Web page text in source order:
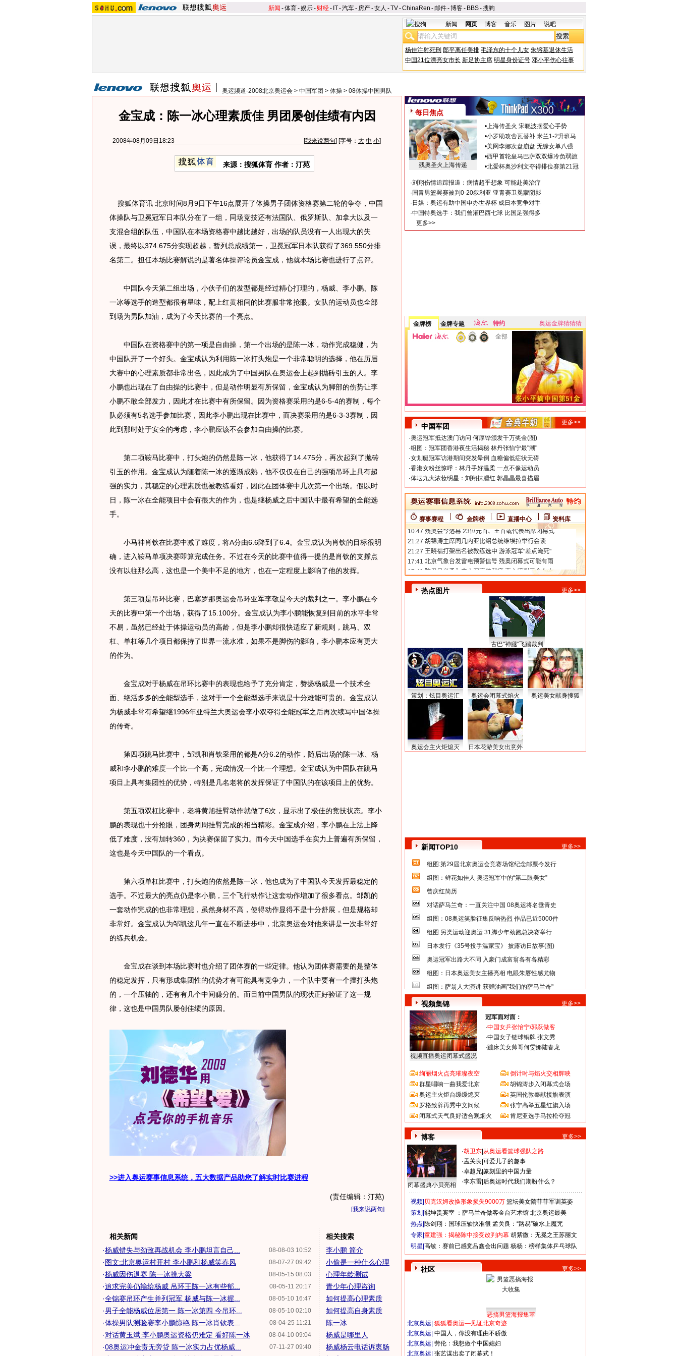
新闻 -体育-娱乐- 财经- IT-汽车- 房产-女人 -TV-ChinaRen -邮件-博客- BBS-搜狗
新闻 网页 博客 音乐 图片 说吧
杨佳注射死刑 郎平离任美排 毛泽东的十个儿女 朱镕基退休生活
中国21位漂亮女市长 新足协主席 明星身份证号 邓小平伤心往事
奥运频道-2008北京奥运会 > 中国军团 > 体操 > 08体操中国男队
金宝成：陈一冰心理素质佳 男团屡创佳绩有内因
2008年08月09日18:23 [我来说两句] [字号： 大 中 小]
来源：搜狐体育 作者：汀苑
搜狐体育讯 北京时间8月9日下午16点展开了体操男子团体资格赛第二轮的争夺，中国
体操队与卫冕冠军日本队分在了一组，同场竞技还有法国队、俄罗斯队、加拿大以及一
支混合组的队伍，中国队在本场资格赛中越比越好，出场的队员没有一人出现大的失
误，最终以374.675分实现超越，暂列总成绩第一，卫冕冠军日本队获得了369.550分排
名第二。担任本场比赛解说的是著名体操评论员金宝成，他就本场比赛也进行了点评。
中国队今天第二组出场，小伙子们的发型都是经过精心打理的，杨威、李小鹏、陈
一冰等选手的造型都很有星味，配上红黄相间的比赛服非常抢眼。女队的运动员也全部
到场为男队加油，成为了今天比赛的一个亮点。
中国队在资格赛中的第一项是自由操，第一个出场的是陈一冰，动作完成稳健，为
中国队开了一个好头。金宝成认为利用陈一冰打头炮是一个非常聪明的选择，他在历届
大赛中的心理素质都非常出色，因此成为了中国男队在奥运会上起到抛砖引玉的人。李
小鹏也出现在了自由操的比赛中，但是动作明显有所保留，金宝成认为脚部的伤势让李
小鹏不敢全部发力，因此才在比赛中有所保留。因为资格赛采用的是6-5-4的赛制，每个
队必须有5名选手参加比赛，因此李小鹏出现在比赛中，而决赛采用的是6-3-3赛制，因
此到那时处于安全的考虑，李小鹏应该不会参加自由操的比赛。
第二项鞍马比赛中，打头炮的仍然是陈一冰，他获得了14.475分，再次起到了抛砖
引玉的作用。金宝成认为随着陈一冰的逐渐成熟，他不仅仅在自己的强项吊环上具有超
强的实力，其稳定的心理素质也被教练看好，因此在团体赛中几次第一个出场。假以时
日，陈一冰在全能项目中会有很大的作为，也是继杨威之后中国队中最有希望的全能选
手。
小马神肖钦在比赛中减了难度，将A分由6.6降到了6.4。金宝成认为肖钦的目标很明
确，进入鞍马单项决赛即算完成任务。不过在今天的比赛中值得一提的是肖钦的支撑点
没有以往那么高，这也是一个美中不足的地方，也在一定程度上影响了他的发挥。
第三项是吊环比赛，巴塞罗那奥运会吊环亚军李敬是今天的裁判之一。李小鹏在今
天的比赛中第一个出场，获得了15.100分。金宝成认为李小鹏能恢复到目前的水平非常
不易，虽然已经处于体操运动员的高龄，但是李小鹏却很快适应了新规则，跳马、双
杠、单杠等几个项目都保持了世界一流水准，如果不是脚伤的影响，李小鹏本应有更大
的作为。
金宝成对于杨威在吊环比赛中的表现也给予了充分肯定，赞扬杨威是一个技术全
面、绝活多多的全能型选手，这对于一个全能型选手来说是十分难能可贵的。金宝成认
为杨威非常有希望继1996年亚特兰大奥运会李小双夺得全能冠军之后再次续写中国体操
的传奇。
第四项跳马比赛中，邹凯和肖钦采用的都是A分6.2的动作，随后出场的陈一冰、杨
威和李小鹏的难度一个比一个高，完成情况一个比一个理想。金宝成认为中国队在跳马
项目上具有集团性的优势，特别是几名老将的发挥保证了中国队的在该项目上的优势。
第五项双杠比赛中，老将黄旭挂臂动作就做了6次，显示出了极佳的竞技状态。李小
鹏的表现也十分抢眼，团身两周挂臂完成的相当精彩。金宝成介绍，李小鹏在上法上降
低了难度，没有加转360，为决赛保留了实力。而今天中国选手在实力上普遍有所保留，
这也是今天中国队的一个看点。
第六项单杠比赛中，打头炮的依然是陈一冰，他也成为了中国队今天发挥最稳定的
选手。不过最大的亮点仍是李小鹏，三个飞行动作让这套动作增加了很多看点。邹凯的
一套动作完成的也非常理想，虽然身材不高，使得动作显得不是十分舒展，但是规格却
非常好。金宝成认为邹凯这几年一直在不断进步中，北京奥运会对他来讲是一次非常好
的练兵机会。
金宝成在谈到本场比赛时也介绍了团体赛的一些定律。他认为团体赛需要的是整体
的稳定发挥，只有形成集团性的优势才有可能具有竞争力，一个队中要有一个擅打头炮
的，一个压轴的，还有有几个中间赚分的。而目前中国男队的现状正好验证了这一规
律，这也是中国男队屡创佳绩的原因。
>>进入奥运赛事信息系统，五大数据产品助您了解实时比赛进程
(责任编辑：汀苑)
[我来说两句]
相关新闻
08-08-03 10:52
·杨威错失与劲敌再战机会 李小鹏坦言自己...
08-07-27 09:42
·图文:北京奥运村开村 李小鹏和杨威笑春风
08-05-15 08:03
·杨威因伤退赛 陈一冰挑大梁
08-05-11 20:17
·追求完美仍输给杨威 吊环王陈一冰有些郁...
08-05-10 16:47
·全锦赛吊环产生并列冠军 杨威与陈一冰握...
08-05-10 02:10
·男子全能杨威位居第一 陈一冰第四 今吊环...
08-04-25 11:21
·体操男队测验赛李小鹏惊艳 陈一冰肖钦表...
08-04-10 09:04
·对话黄玉斌:李小鹏奥运资格仍难定 看好陈一冰
07-11-27 09:40
·08奥运冲金责无旁贷 陈一冰实力占优杨威...
相关搜索
李小鹏 简介
小偷是一种什么心理
心理年龄测试
青少年心理咨询
如何提高心理素质
如何提高自身素质
陈一冰
杨威是哪里人
杨威杨云电话诉衷肠
每日焦点
残奥圣火上海传递
•上海传圣火 宋晓波摆爱心手势
•小罗助攻舍瓦替补 米兰1-2升班马
•美网李娜次盘崩盘 无缘女单八强
•西甲首轮皇马巴萨双双爆冷负弱旅
•北爱杯奥沙利文夺得排位赛第21冠
·刘翔伤情追踪报道：病情超乎想象 可能赴美治疗
· 国青男篮罢赛被判0-20叙利亚 亚青赛卫冕蒙阴影
· 日媒：奥运有助中国申办世界杯 成日本竞争对手
·中国特奥选手：我们曾灌巴西七球 比国足强得多
更多>>
金牌榜 金牌专题 特约
奥运金牌猜猜猜
全部
中国军团
更多>>
·奥运冠军抵达澳门访问 何厚铧颁发千万奖金(图)
·组图：冠军团香港夜生活揭秘 林丹张怡宁最"潮"
·女划艇冠军访港期间突发晕倒 血糖偏低症状无碍
·香港女粉丝惊呼：林丹手好温柔 一点不像运动员
·体坛九大浓妆明星：刘翔抹腮红 郭晶晶最喜描眉
赛事赛程 金牌榜 直播中心 资料库
热点图片 更多>>
古巴"神腿"飞踹裁判
策划：炫目奥运汇 奥运会闭幕式焰火 奥运美女献身搜狐
奥运会主火炬熄灭 日本花游美女出意外
新闻TOP10 更多>>
组图:第29届北京奥运会竞赛场馆纪念邮票今发行
组图：鲜花如佳人 奥运冠军中的“第二眼美女”
曾庆红简历
对话萨马兰奇：一直关注中国 08奥运将名垂青史
组图：08奥运笑脸征集反响热烈 作品已近5000件
组图:另类运动迎奥运 31脚少年劲跑总决赛举行
日本发行《35号投手温家宝》 披露访日故事(图)
奥运冠军出路大不同 入豪门成富翁各有各精彩
组图：日本奥运美女主播亮相 电眼朱唇性感尤物
组图：萨翁人大演讲 获赠油画"我们的萨马兰奇"
视频集锦 更多>>
视频直播奥运闭幕式盛况
冠军面对面：
·中国女乒张怡宁/郭跃做客
·中国女子链球铜牌 张文秀
·蹦床美女帅哥何雯娜陆春龙
绚丽烟火点亮璀璨夜空
群星唱响一曲我爱北京
奥运主火炬台缓缓熄灭
罗格致辞再秀中文问候
闭幕式天气良好适合观烟火
倒计时与焰火交相辉映
胡锦涛步入闭幕式会场
英国伦敦奉献接旗表演
张宁高举五星红旗入场
肯尼亚选手马拉松夺冠
博客 更多>>
闭幕盛典小贝亮相
·胡卫东 从奥运看篮球强队之路
·孟关良 可爱儿子的趣事
·卓越兄 篆刻里的中国力量
·李东雷 后奥运时代我们期盼什么？
视频| 贝克汉姆改换形象损失9000万 篮坛美女隋菲菲军训英姿
策划| 熙坤贵宾室 ：萨马兰奇做客金台艺术馆 北京奥运最美
热点| 陈剑翔：国球压轴快准很 孟关良：“路易”破水上魔咒
专家| 童建强：揭秘陈中接受改判内幕 胡紫微：无冕之王苏丽文
明星| 高敏：赛前已感觉吕鑫会出问题 杨杨：榜样集体乒乓球队
社区 更多>>
恶搞男篮海报集萃
北京奥运 狐狐看奥运—见证北京奇迹
北京奥运 中国人，你没有理由不骄傲
北京奥运 劳伦：我想做个中国媳妇
北京奥运 张艺谋出卖了闭幕式！